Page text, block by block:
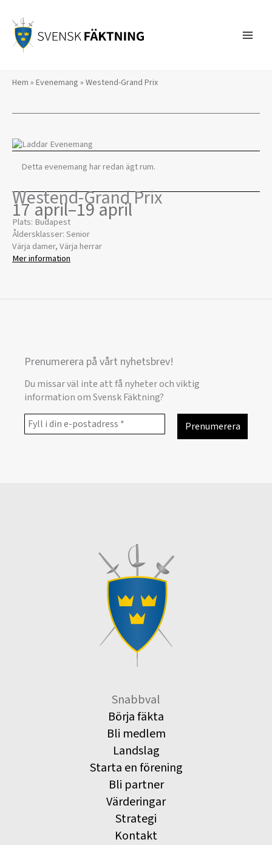
innehåll
Hem » Evenemang » Westend-Grand Prix
Detta evenemang har redan ägt rum.
Westend-Grand Prix
17 april–19 april
Plats: Budapest
Åldersklasser: Senior
Värja damer, Värja herrar
Mer information
Prenumerera på vårt nyhetsbrev!
Du missar väl inte att få nyheter och viktig
information om Svensk Fäktning?
Snabbval
Börja fäkta
Bli medlem
Landslag
Starta en förening
Bli partner
Värderingar
Strategi
Kontakt